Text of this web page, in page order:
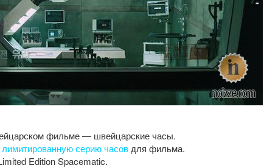
фильме — швейцарские часы.
серию часов для фильма.
Edition Spacematic.